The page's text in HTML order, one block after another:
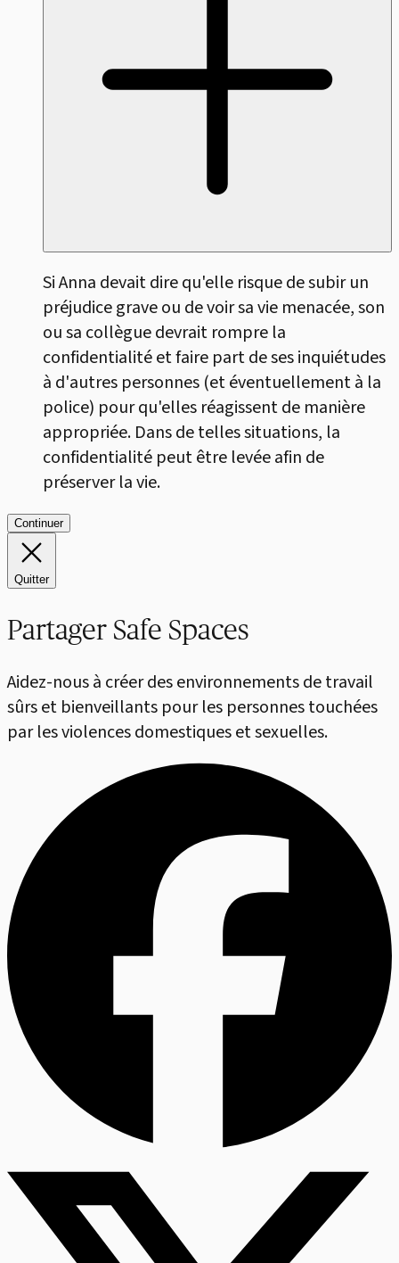
Si Anna devait dire qu'elle risque de subir un
préjudice grave ou de voir sa vie menacée, son
ou sa collègue devrait rompre la
confidentialité et faire part de ses inquiétudes
à d'autres personnes (et éventuellement à la
police) pour qu'elles réagissent de manière
appropriée. Dans de telles situations, la
confidentialité peut être levée afin de
préserver la vie.
Continuer
Quitter
Partager Safe Spaces
Aidez-nous à créer des environnements de travail
sûrs et bienveillants pour les personnes touchées
par les violences domestiques et sexuelles.